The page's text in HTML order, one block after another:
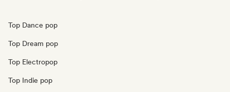
Top Dance pop
Top Dream pop
Top Electropop
Top Indie pop